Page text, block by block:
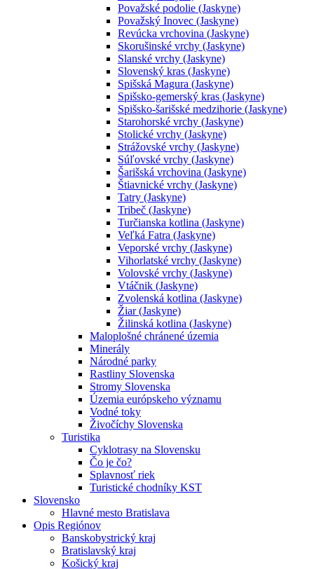
Považské podolie (Jaskyne)
Považský Inovec (Jaskyne)
Revúcka vrchovina (Jaskyne)
Skorušinské vrchy (Jaskyne)
Slanské vrchy (Jaskyne)
Slovenský kras (Jaskyne)
Spišská Magura (Jaskyne)
Spišsko-gemerský kras (Jaskyne)
Spišsko-šarišské medzihorie (Jaskyne)
Starohorské vrchy (Jaskyne)
Stolické vrchy (Jaskyne)
Strážovské vrchy (Jaskyne)
Súľovské vrchy (Jaskyne)
Šarišská vrchovina (Jaskyne)
Štiavnické vrchy (Jaskyne)
Tatry (Jaskyne)
Tribeč (Jaskyne)
Turčianska kotlina (Jaskyne)
Veľká Fatra (Jaskyne)
Veporské vrchy (Jaskyne)
Vihorlatské vrchy (Jaskyne)
Volovské vrchy (Jaskyne)
Vtáčnik (Jaskyne)
Zvolenská kotlina (Jaskyne)
Žiar (Jaskyne)
Žilinská kotlina (Jaskyne)
Maloplošné chránené územia
Minerály
Národné parky
Rastliny Slovenska
Stromy Slovenska
Územia európskeho významu
Vodné toky
Živočíchy Slovenska
Turistika
Cyklotrasy na Slovensku
Čo je čo?
Splavnosť riek
Turistické chodníky KST
Slovensko
Hlavné mesto Bratislava
Opis Regiónov
Banskobystrický kraj
Bratislavský kraj
Košický kraj